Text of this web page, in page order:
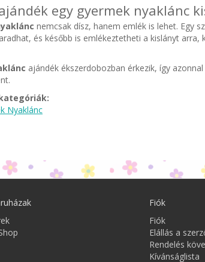
egy gyermek nyaklánc
nemcsak dísz, hanem emlék is lehet. Egy
és később is emlékeztetheti a kislányt arra,
ajándék ékszerdobozban érkezik, így
Nyaklánc
Fiók
Fiók
Elállás a
Rendelés
Kívánságlista